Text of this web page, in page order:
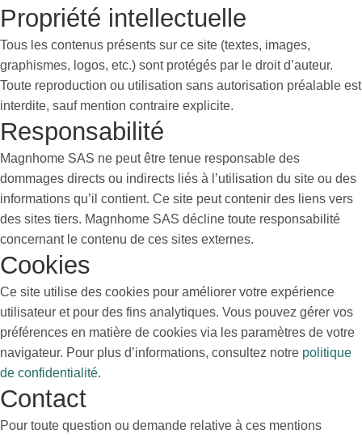
Propriété intellectuelle
Tous les contenus présents sur ce site (textes, images,
graphismes, logos, etc.) sont protégés par le droit d’auteur.
Toute reproduction ou utilisation sans autorisation préalable est
interdite, sauf mention contraire explicite.
Responsabilité
Magnhome SAS ne peut être tenue responsable des
dommages directs ou indirects liés à l’utilisation du site ou des
informations qu’il contient. Ce site peut contenir des liens vers
des sites tiers. Magnhome SAS décline toute responsabilité
concernant le contenu de ces sites externes.
Cookies
Ce site utilise des cookies pour améliorer votre expérience
utilisateur et pour des fins analytiques. Vous pouvez gérer vos
préférences en matière de cookies via les paramètres de votre
navigateur. Pour plus d’informations, consultez notre politique
de confidentialité.
Contact
Pour toute question ou demande relative à ces mentions